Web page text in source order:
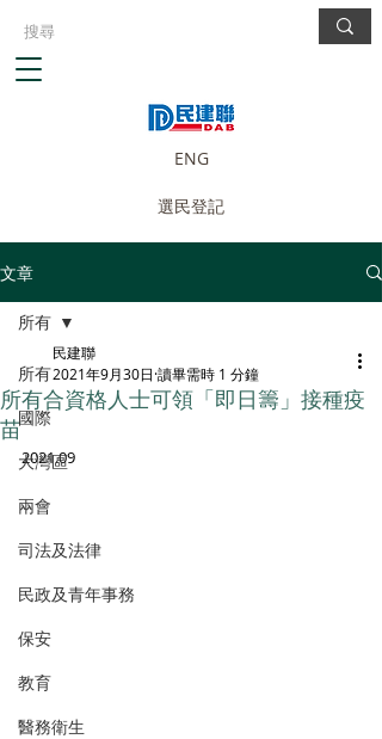
ENG
選民登記
文章
所有
國際
大灣區
兩會
司法及法律
民政及青年事務
保安
教育
醫務衛生
所有
所有合資格人士可領「即日籌」接種疫
苗
民建聯
2021年9月30日 讀畢需時 1 分鐘
2021.09